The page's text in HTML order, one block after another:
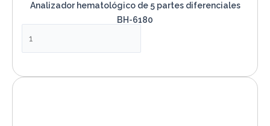
Analizador hematológico de 5 partes diferenciales
BH-6180